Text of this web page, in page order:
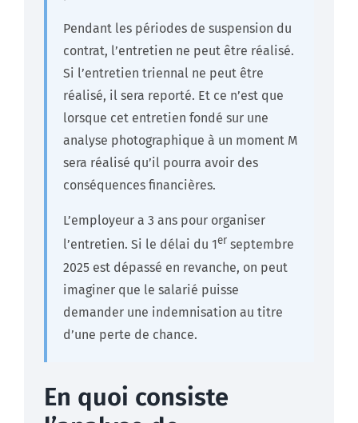
Pendant les périodes de suspension du
contrat, l’entretien ne peut être réalisé.
Si l’entretien triennal ne peut être
réalisé, il sera reporté. Et ce n’est que
lorsque cet entretien fondé sur une
analyse photographique à un moment M
sera réalisé qu’il pourra avoir des
conséquences financières.
L’employeur a 3 ans pour organiser
l’entretien. Si le délai du 1er septembre
2025 est dépassé en revanche, on peut
imaginer que le salarié puisse
demander une indemnisation au titre
d’une perte de chance.
En quoi consiste